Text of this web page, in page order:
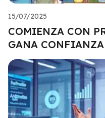
15/07/2025
COMIENZA CON
GANA CONFIANZA